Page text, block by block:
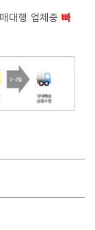
대행 업체중빠